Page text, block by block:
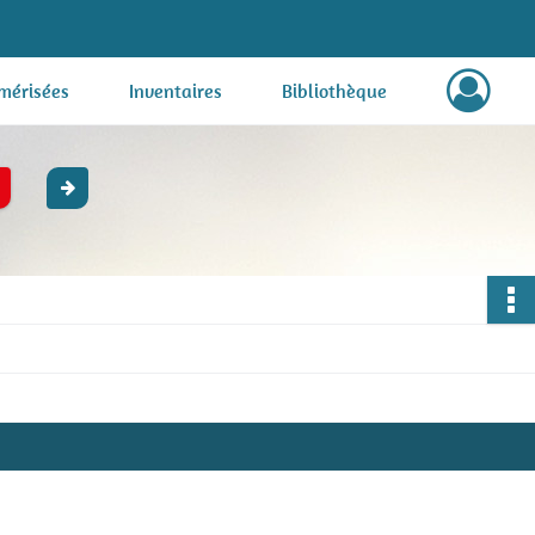
Inventaires Bibliothèque